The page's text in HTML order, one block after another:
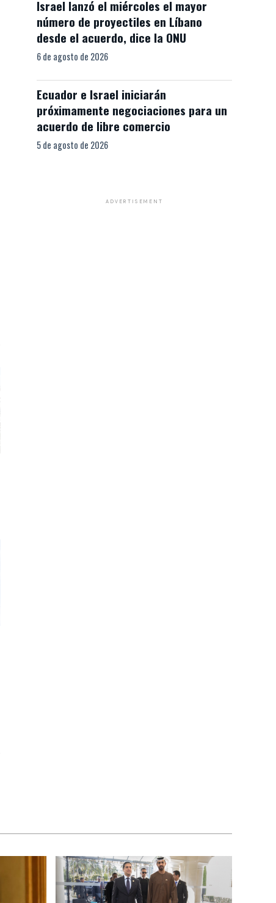
Israel lanzó el miércoles el mayor
número de proyectiles en Líbano
desde el acuerdo, dice la ONU
6 de agosto de 2026
Ecuador e Israel iniciarán
próximamente negociaciones para un
acuerdo de libre comercio
5 de agosto de 2026
ADVERTISEMENT